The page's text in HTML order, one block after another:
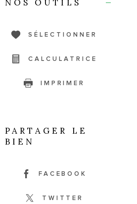
NOS OUTILS
SÉLECTIONNER
CALCULATRICE
IMPRIMER
PARTAGER LE
BIEN
FACEBOOK
TWITTER